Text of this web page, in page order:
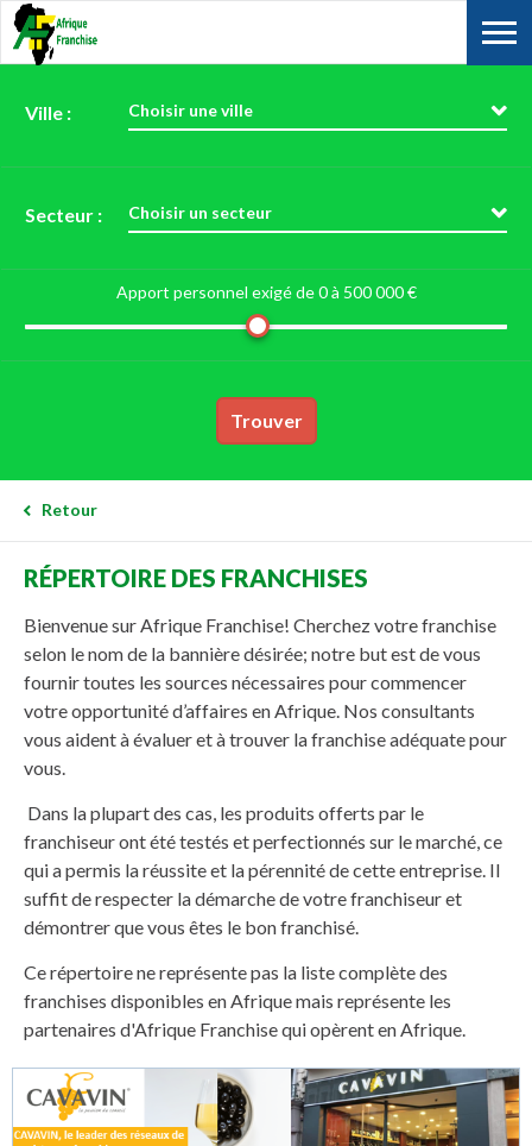
Ville : Choisir une ville
Secteur : Choisir un secteur
Apport personnel exigé de 0 à 500 000 €
Trouver
Retour
RÉPERTOIRE DES FRANCHISES
Bienvenue sur Afrique Franchise! Cherchez votre franchise
selon le nom de la bannière désirée; notre but est de vous
fournir toutes les sources nécessaires pour commencer
votre opportunité d’affaires en Afrique. Nos consultants
vous aident à évaluer et à trouver la franchise adéquate pour
vous.
Dans la plupart des cas, les produits offerts par le
franchiseur ont été testés et perfectionnés sur le marché, ce
qui a permis la réussite et la pérennité de cette entreprise. Il
suffit de respecter la démarche de votre franchiseur et
démontrer que vous êtes le bon franchisé.
Ce répertoire ne représente pas la liste complète des
franchises disponibles en Afrique mais représente les
partenaires d'Afrique Franchise qui opèrent en Afrique.